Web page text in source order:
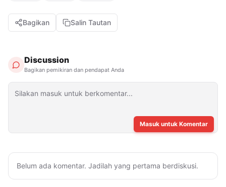
Bagikan Salin Tautan
Discussion
Bagikan pemikiran dan pendapat Anda
Masuk untuk Komentar
Belum ada komentar. Jadilah yang pertama berdiskusi.